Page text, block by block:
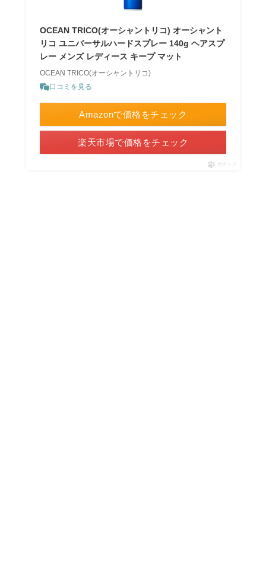
OCEAN TRICO(オーシャントリコ) オーシャント
リコ ユニバーサルハードスプレー 140g ヘアスプ
レー メンズ レディース キープ マット
OCEAN TRICO(オーシャントリコ)
口コミを見る
Amazonで価格をチェック
楽天市場で価格をチェック
ポチップ